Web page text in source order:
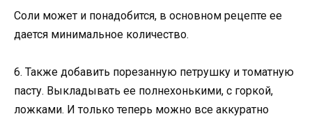
Соли может и понадобится, в основном рецепте ее
дается минимальное количество.
6. Также добавить порезанную петрушку и томатную
пасту. Выкладывать ее полнехонькими, с горкой,
ложками. И только теперь можно все аккуратно